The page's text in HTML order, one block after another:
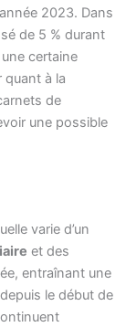
2023. Dans
de 5 % durant
certaine
à la
de
une possible
varie d’un
et des
entraînant une
le début de